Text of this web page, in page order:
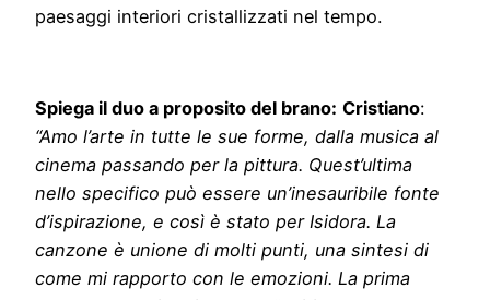
paesaggi interiori cristallizzati nel tempo.
Spiega il duo a proposito del brano: Cristiano:
“Amo l’arte in tutte le sue forme, dalla musica al
cinema passando per la pittura. Quest’ultima
nello specifico può essere un’inesauribile fonte
d’ispirazione, e così è stato per Isidora. La
canzone è unione di molti punti, una sintesi di
come mi rapporto con le emozioni. La prima